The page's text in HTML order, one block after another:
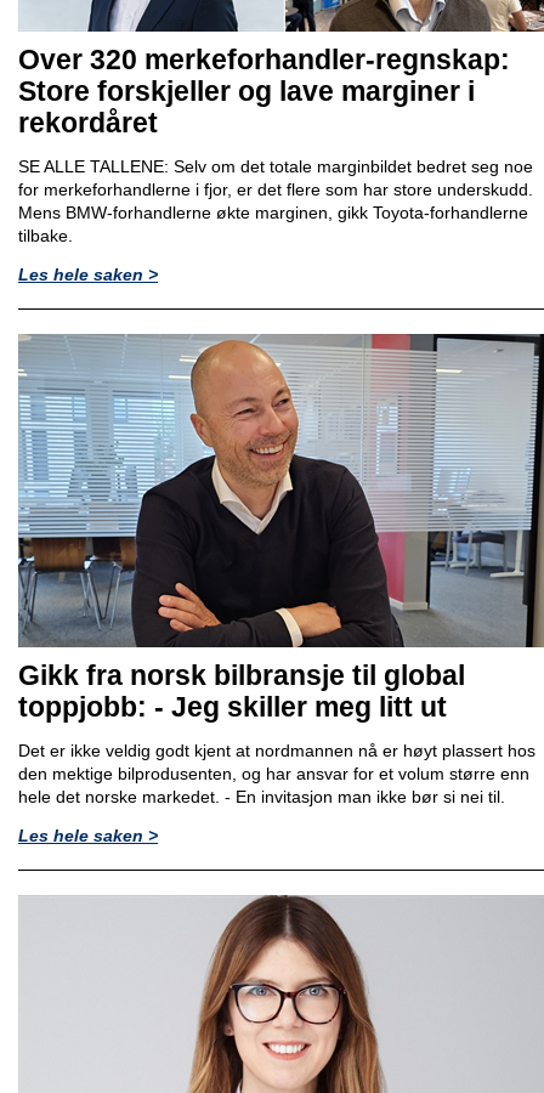
Over 320 merkeforhandler-regnskap:
Store forskjeller og lave marginer i
rekordåret
SE ALLE TALLENE: Selv om det totale marginbildet bedret seg noe
for merkeforhandlerne i fjor, er det flere som har store underskudd.
Mens BMW-forhandlerne økte marginen, gikk Toyota-forhandlerne
tilbake.
Les hele saken >
Gikk fra norsk bilbransje til global
toppjobb: - Jeg skiller meg litt ut
Det er ikke veldig godt kjent at nordmannen nå er høyt plassert hos
den mektige bilprodusenten, og har ansvar for et volum større enn
hele det norske markedet. - En invitasjon man ikke bør si nei til.
Les hele saken >